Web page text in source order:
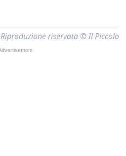
Riproduzione riservata © Il Piccolo